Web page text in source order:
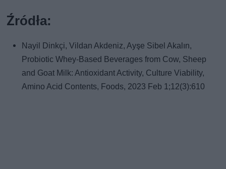
Źródła:
Nayil Dinkçi, Vildan Akdeniz, Ayşe Sibel Akalın,
Probiotic Whey-Based Beverages from Cow, Sheep
and Goat Milk: Antioxidant Activity, Culture Viability,
Amino Acid Contents, Foods, 2023 Feb 1;12(3):610